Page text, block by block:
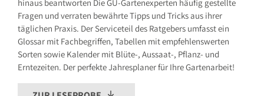
hinaus beantworten Die GU-Gartenexperten häufig gestellte
Fragen und verraten bewährte Tipps und Tricks aus ihrer
täglichen Praxis. Der Serviceteil des Ratgebers umfasst ein
Glossar mit Fachbegriffen, Tabellen mit empfehlenswerten
Sorten sowie Kalender mit Blüte-, Aussaat-, Pflanz- und
Erntezeiten. Der perfekte Jahresplaner für Ihre Gartenarbeit!